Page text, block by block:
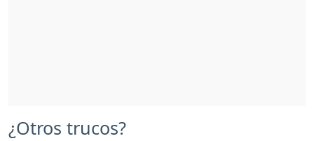
¿Otros trucos?